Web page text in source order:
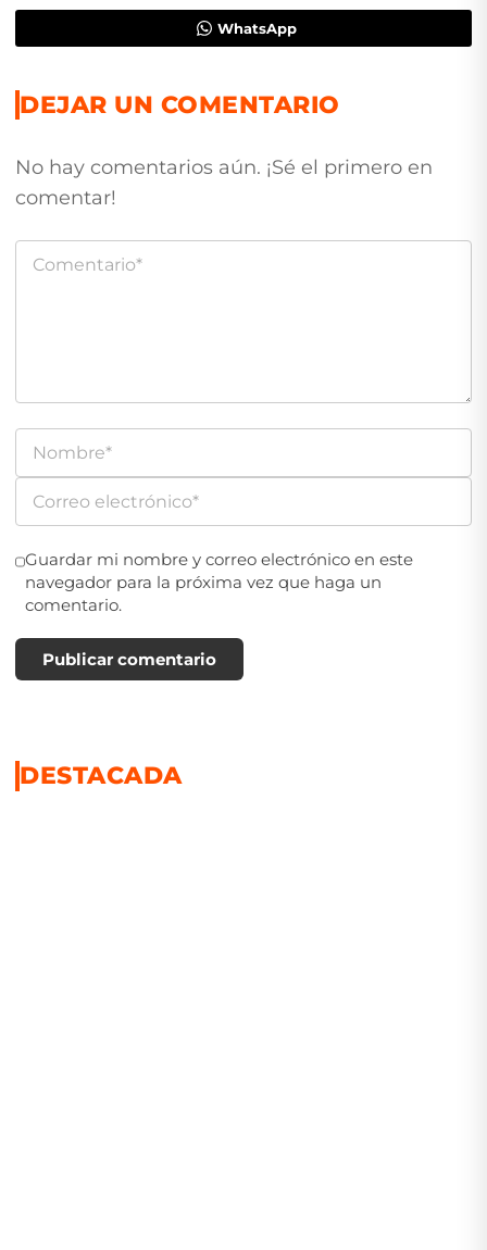
WhatsApp
DEJAR UN COMENTARIO
No hay comentarios aún. ¡Sé el primero en
comentar!
Guardar mi nombre y correo electrónico en este
navegador para la próxima vez que haga un
comentario.
Publicar comentario
DESTACADA